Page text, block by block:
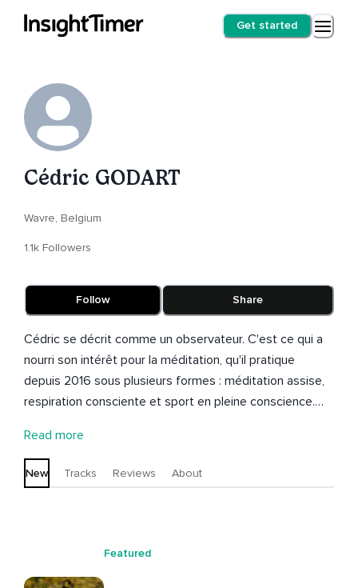
Get started
Cédric GODART
Wavre, Belgium
1.1k Followers
Follow Share
Cédric se décrit comme un observateur. C'est ce qui a
nourri son intérêt pour la méditation, qu'il pratique
depuis 2016 sous plusieurs formes : méditation assise,
respiration consciente et sport en pleine conscience.
plusieurs objectifs : rechercher une plus grande clarté
d'esprit, juguler la rumination mentale, défier l'anxiété,
apprivoiser le silence et revenir, avec force et
Read more
New Tracks Reviews About
Featured